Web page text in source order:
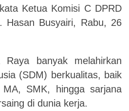
Ketua Komisi C DPRD
Hasan Busyairi, Rabu, 26
Raya banyak melahirkan
(SDM) berkualitas, baik
SMK, hingga sarjana
di dunia kerja.